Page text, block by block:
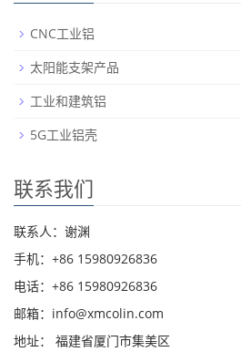
CNC工业铝
太阳能支架产品
工业和建筑铝
5G工业铝壳
联系我们
联系人：谢渊
手机：+86 15980926836
电话：+86 15980926836
邮箱：info@xmcolin.com
地址： 福建省厦门市集美区